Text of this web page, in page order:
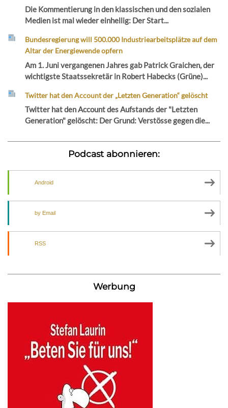
Die Kommentierung in den klassischen und den sozialen
Medien ist mal wieder einhellig: Der Start...
Bundesregierung will 500.000 Industriearbeitsplätze auf dem
Altar der Energiewende opfern
Am 1. Juni vergangenen Jahres gab Patrick Graichen, der
wichtigste Staatssekretär in Robert Habecks (Grüne)...
Twitter hat den Account der „Letzten Generation“ gelöscht
Twitter hat den Account des Aufstands der "Letzten
Generation" gelöscht: Der Grund: Verstösse gegen die...
Podcast abonnieren:
Android
by Email
RSS
Werbung